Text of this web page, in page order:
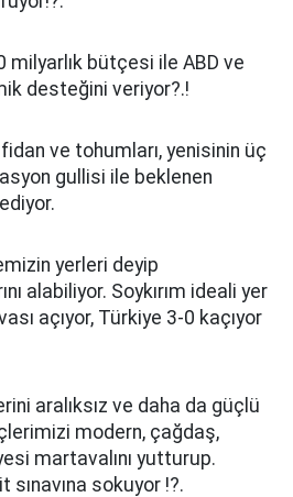
milyarlık bütçesi ile ABD ve
desteğini veriyor?.!
ve tohumları, yenisinin üç
gullisi ile beklenen
yerleri deyip
alabiliyor. Soykırım ideali yer
açıyor, Türkiye 3-0 kaçıyor
aralıksız ve daha da güçlü
modern, çağdaş,
martavalını yutturup.
sokuyor !?.